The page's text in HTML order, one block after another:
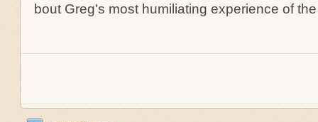
bout Greg's most humiliating experience of